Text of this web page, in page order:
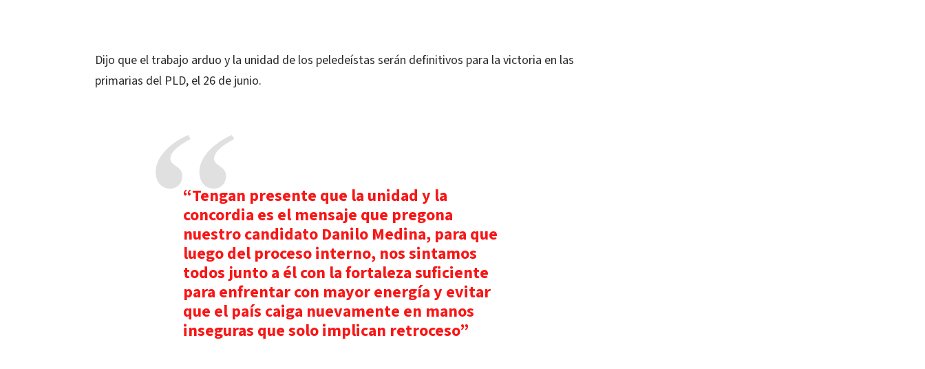
Dijo que el trabajo arduo y la unidad de los peledeístas serán definitivos para la victoria en las
primarias del PLD, el 26 de junio.
“Tengan presente que la unidad y la
concordia es el mensaje que pregona
nuestro candidato Danilo Medina, para que
luego del proceso interno, nos sintamos
todos junto a él con la fortaleza suficiente
para enfrentar con mayor energía y evitar
que el país caiga nuevamente en manos
inseguras que solo implican retroceso”